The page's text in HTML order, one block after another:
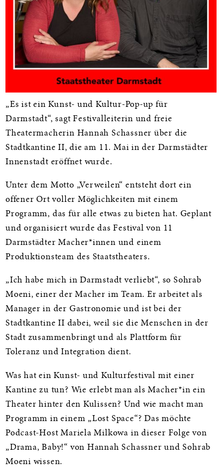
„Es ist ein Kunst- und Kultur-Pop-up für
Darmstadt“, sagt Festivalleiterin und freie
Theatermacherin Hannah Schassner über die
Stadtkantine II, die am 11. Mai in der Darmstädter
Innenstadt eröffnet wurde.
Unter dem Motto „Verweilen“ entsteht dort ein
offener Ort voller Möglichkeiten mit einem
Programm, das für alle etwas zu bieten hat. Geplant
und organisiert wurde das Festival von 11
Darmstädter Macher*innen und einem
Produktionsteam des Staatstheaters.
„Ich habe mich in Darmstadt verliebt“, so Sohrab
Moeni, einer der Macher im Team. Er arbeitet als
Manager in der Gastronomie und ist bei der
Stadtkantine II dabei, weil sie die Menschen in der
Stadt zusammenbringt und als Plattform für
Toleranz und Integration dient.
Was hat ein Kunst- und Kulturfestival mit einer
Kantine zu tun? Wie erlebt man als Macher*in ein
Theater hinter den Kulissen? Und wie macht man
Programm in einem „Lost Space“? Das möchte
Podcast-Host Mariela Milkowa in dieser Folge von
„Drama, Baby!“ von Hannah Schassner und Sohrab
Moeni wissen.